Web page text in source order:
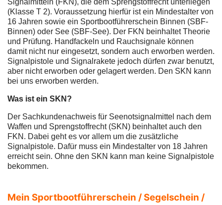
Signalmitteln (FKN), die dem Sprengstoffrecht unterliegen
(Klasse T 2). Voraussetzung hierfür ist ein Mindestalter von
16 Jahren sowie ein Sportbootführerschein Binnen (SBF-
Binnen) oder See (SBF-See). Der FKN beinhaltet Theorie
und Prüfung. Handfackeln und Rauchsignale können
damit nicht nur eingesetzt, sondern auch erworben werden.
Signalpistole und Signalrakete jedoch dürfen zwar benutzt,
aber nicht erworben oder gelagert werden. Den SKN kann
bei uns erworben werden.
Was ist ein SKN?
Der Sachkundenachweis für Seenotsignalmittel nach dem
Waffen und Sprengstoffrecht (SKN) beinhaltet auch den
FKN. Dabei geht es vor allem um die zusätzliche
Signalpistole. Dafür muss ein Mindestalter von 18 Jahren
erreicht sein. Ohne den SKN kann man keine Signalpistole
bekommen.
Mein Sportbootführerschein / Segelschein /